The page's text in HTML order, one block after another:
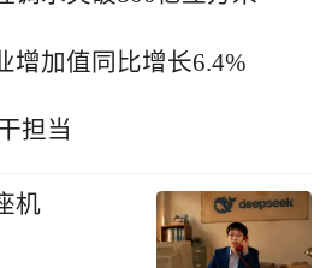
增加值同比增长6.4%
担当
机